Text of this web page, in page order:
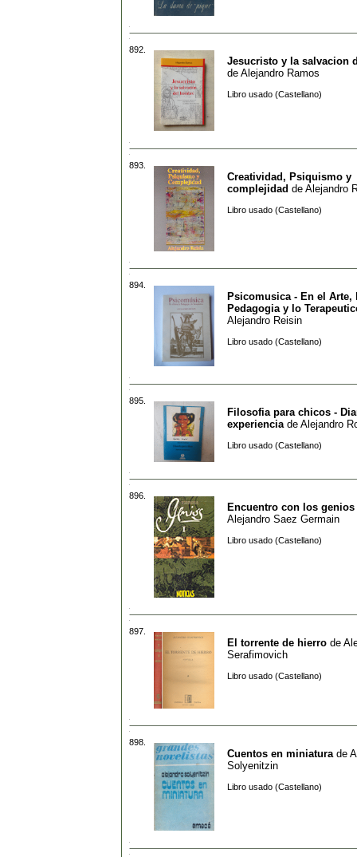
892.
Jesucristo y la salvacion
de Alejandro Ramos
Libro usado (Castellano)
893.
Creatividad, Psiquismo y
complejidad de Alejandro
Libro usado (Castellano)
894.
Psicomusica - En el Arte,
Pedagogia y lo
Alejandro Reisin
Libro usado (Castellano)
895.
Filosofia para chicos -
experiencia de Alejandro
Libro usado (Castellano)
896.
Encuentro con los genios
Alejandro Saez Germain
Libro usado (Castellano)
897.
El torrente de hierro de
Serafimovich
Libro usado (Castellano)
898.
Cuentos en miniatura de
Solyenitzin
Libro usado (Castellano)